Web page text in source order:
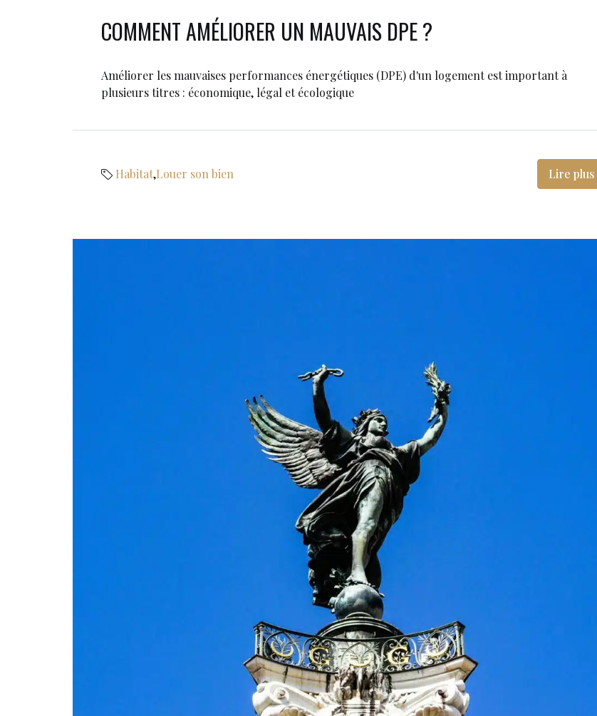
COMMENT AMÉLIORER UN MAUVAIS DPE ?
Améliorer les mauvaises performances énergétiques (DPE) d'un logement est important à
plusieurs titres : économique, légal et écologique
Habitat,Louer son bien Lire plus